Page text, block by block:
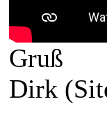
Gruß
Dirk